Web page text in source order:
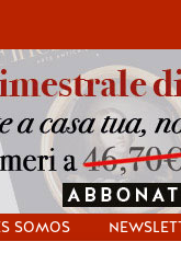
SOMOS